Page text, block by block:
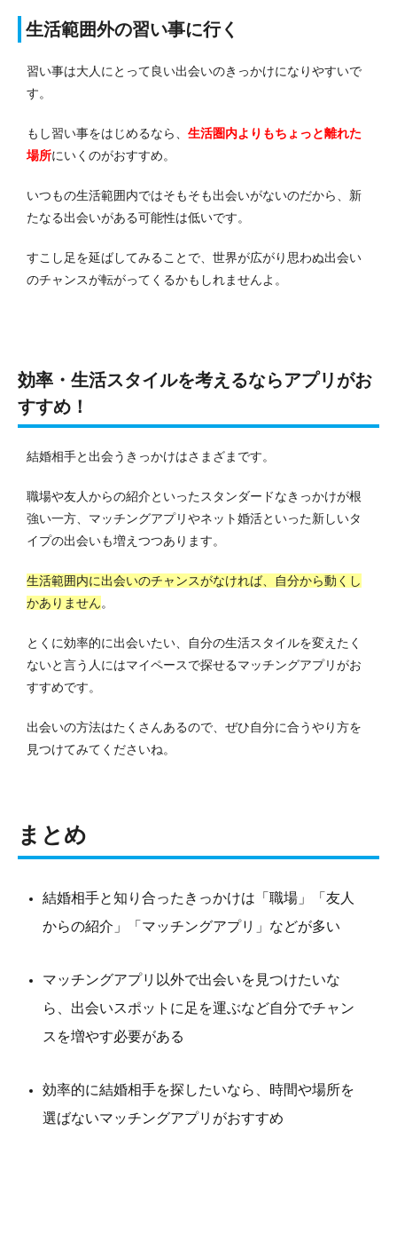
生活範囲外の習い事に行く
習い事は大人にとって良い出会いのきっかけになりやすいで
す。
もし習い事をはじめるなら、 生活圏内よりもちょっと離れた
場所にいくのがおすすめ。
いつもの生活範囲内ではそもそも出会いがないのだから、新
たなる出会いがある可能性は低いです。
すこし足を延ばしてみることで、世界が広がり思わぬ出会い
のチャンスが転がってくるかもしれませんよ。
効率・生活スタイルを考えるならアプリがお
すすめ！
結婚相手と出会うきっかけはさまざまです。
職場や友人からの紹介といったスタンダードなきっかけが根
強い一方、マッチングアプリやネット婚活といった新しいタ
イプの出会いも増えつつあります。
生活範囲内に出会いのチャンスがなければ、自分から動くし
かありません。
とくに効率的に出会いたい、自分の生活スタイルを変えたく
ないと言う人にはマイペースで探せるマッチングアプリがお
すすめです。
出会いの方法はたくさんあるので、ぜひ自分に合うやり方を
見つけてみてくださいね。
まとめ
結婚相手と知り合ったきっかけは「職場」「友人
からの紹介」「マッチングアプリ」などが多い
マッチングアプリ以外で出会いを見つけたいな
ら、出会いスポットに足を運ぶなど自分でチャン
スを増やす必要がある
効率的に結婚相手を探したいなら、時間や場所を
選ばないマッチングアプリがおすすめ